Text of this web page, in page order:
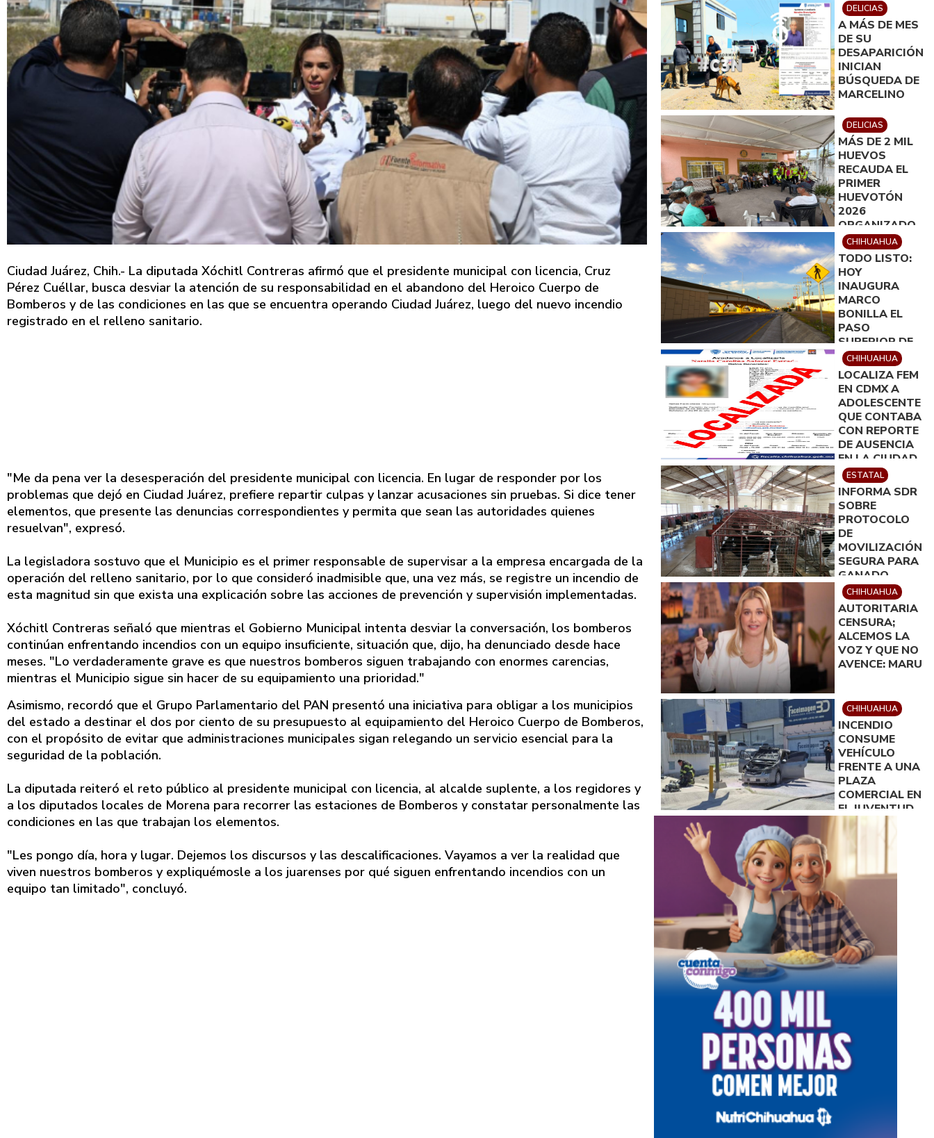
Ciudad Juárez, Chih.- La diputada Xóchitl Contreras afirmó que el presidente municipal con licencia, Cruz
Pérez Cuéllar, busca desviar la atención de su responsabilidad en el abandono del Heroico Cuerpo de
Bomberos y de las condiciones en las que se encuentra operando Ciudad Juárez, luego del nuevo incendio
registrado en el relleno sanitario.
"Me da pena ver la desesperación del presidente municipal con licencia. En lugar de responder por los
problemas que dejó en Ciudad Juárez, prefiere repartir culpas y lanzar acusaciones sin pruebas. Si dice tener
elementos, que presente las denuncias correspondientes y permita que sean las autoridades quienes
resuelvan", expresó.
La legisladora sostuvo que el Municipio es el primer responsable de supervisar a la empresa encargada de la
operación del relleno sanitario, por lo que consideró inadmisible que, una vez más, se registre un incendio de
esta magnitud sin que exista una explicación sobre las acciones de prevención y supervisión implementadas.
Xóchitl Contreras señaló que mientras el Gobierno Municipal intenta desviar la conversación, los bomberos
continúan enfrentando incendios con un equipo insuficiente, situación que, dijo, ha denunciado desde hace
meses. "Lo verdaderamente grave es que nuestros bomberos siguen trabajando con enormes carencias,
mientras el Municipio sigue sin hacer de su equipamiento una prioridad."
Asimismo, recordó que el Grupo Parlamentario del PAN presentó una iniciativa para obligar a los municipios
del estado a destinar el dos por ciento de su presupuesto al equipamiento del Heroico Cuerpo de Bomberos,
con el propósito de evitar que administraciones municipales sigan relegando un servicio esencial para la
seguridad de la población.
La diputada reiteró el reto público al presidente municipal con licencia, al alcalde suplente, a los regidores y
a los diputados locales de Morena para recorrer las estaciones de Bomberos y constatar personalmente las
condiciones en las que trabajan los elementos.
"Les pongo día, hora y lugar. Dejemos los discursos y las descalificaciones. Vayamos a ver la realidad que
viven nuestros bomberos y expliquémosle a los juarenses por qué siguen enfrentando incendios con un
equipo tan limitado", concluyó.
DELICIAS
A MÁS DE MES
DE SU
DESAPARICIÓN
INICIAN
BÚSQUEDA DE
MARCELINO
DELICIAS
MÁS DE 2 MIL
HUEVOS
RECAUDA EL
PRIMER
HUEVOTÓN
2026
ORGANIZADO
POR
ROTARACT
DELICIAS
CHIHUAHUA
TODO LISTO:
HOY
INAUGURA
MARCO
BONILLA EL
PASO
SUPERIOR DE
ALDAMA Y
FUERZA AÉREA
CHIHUAHUA
LOCALIZA FEM
EN CDMX A
ADOLESCENTE
QUE CONTABA
CON REPORTE
DE AUSENCIA
EN LA CIUDAD
DE
CHIHUAHUA
ESTATAL
INFORMA SDR
SOBRE
PROTOCOLO
DE
MOVILIZACIÓN
SEGURA PARA
GANADO
ENTRE ZONAS
AFECTADAS Y
LIMPIAS
CHIHUAHUA
AUTORITARIA
CENSURA;
ALCEMOS LA
VOZ Y QUE NO
AVENCE: MARU
CHIHUAHUA
INCENDIO
CONSUME
VEHÍCULO
FRENTE A UNA
PLAZA
COMERCIAL EN
EL JUVENTUD